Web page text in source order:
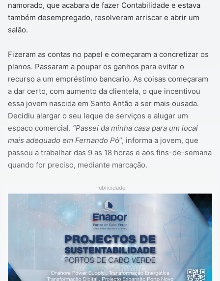
namorado, que acabara de fazer Contabilidade e estava
também desempregado, resolveram arriscar e abrir um
salão.
Fizeram as contas no papel e começaram a concretizar os
planos. Passaram a poupar os ganhos para evitar o
recurso a um empréstimo bancario. As coisas começaram
a dar certo, com aumento da clientela, o que incentivou
essa jovem nascida em Santo Antão a ser mais ousada.
Decidiu alargar o seu leque de serviços e alugar um
espaco comercial. “Passei da minha casa para um local
mais adequado em Fernando Pó”, informa a jovem, que
passou a trabalhar das 9 as 18 horas e aos fins-de-semana
quando for preciso, mediante marcação.
Publicidade